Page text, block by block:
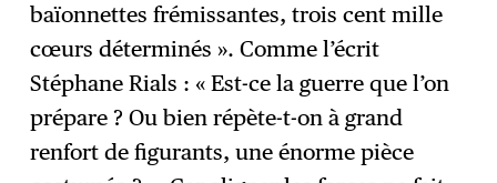
baïonnettes frémissantes, trois cent mille
cœurs déterminés ». Comme l’écrit
Stéphane Rials : « Est-ce la guerre que l’on
prépare ? Ou bien répète-t-on à grand
renfort de figurants, une énorme pièce